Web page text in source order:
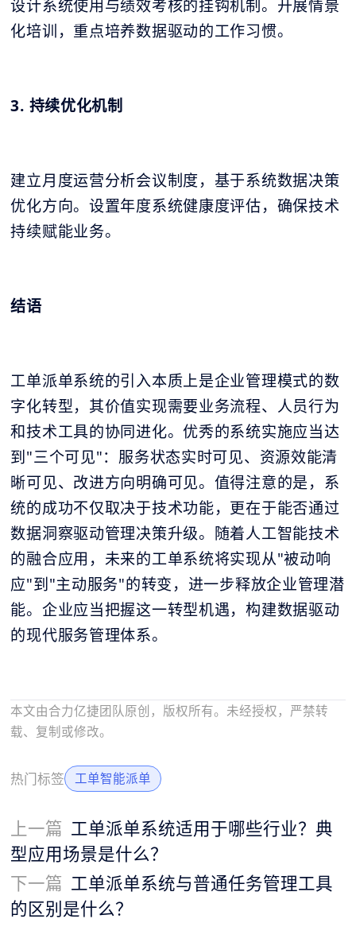
设计系统使用与绩效考核的挂钩机制。开展情景
化培训，重点培养数据驱动的工作习惯。
3. 持续优化机制
建立月度运营分析会议制度，基于系统数据决策
优化方向。设置年度系统健康度评估，确保技术
持续赋能业务。
结语
工单派单系统的引入本质上是企业管理模式的数
字化转型，其价值实现需要业务流程、人员行为
和技术工具的协同进化。优秀的系统实施应当达
到"三个可见"：服务状态实时可见、资源效能清
晰可见、改进方向明确可见。值得注意的是，系
统的成功不仅取决于技术功能，更在于能否通过
数据洞察驱动管理决策升级。随着人工智能技术
的融合应用，未来的工单系统将实现从"被动响
应"到"主动服务"的转变，进一步释放企业管理潜
能。企业应当把握这一转型机遇，构建数据驱动
的现代服务管理体系。
本文由合力亿捷团队原创，版权所有。未经授权，严禁转
载、复制或修改。
热门标签 工单智能派单
上一篇 工单派单系统适用于哪些行业？典
型应用场景是什么？
下一篇 工单派单系统与普通任务管理工具
的区别是什么？